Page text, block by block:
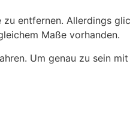
entfernen. Allerdings
Maße vorhanden.
Um genau zu sein